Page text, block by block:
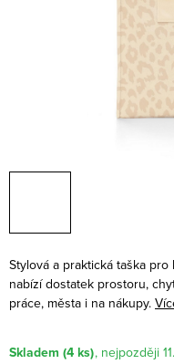
Stylová a praktická taška
nabízí dostatek prostoru,
práce, města i na nákupy.
Skladem (4 ks)